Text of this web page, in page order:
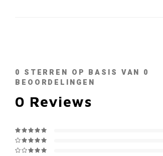
0 STERREN OP BASIS VAN 0
BEOORDELINGEN
0 Reviews